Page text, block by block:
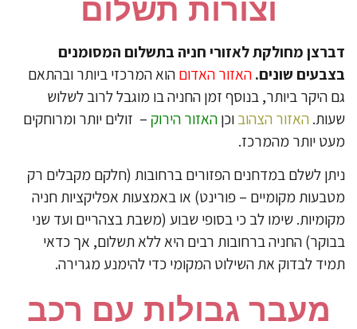
וצורות תשלום
מחולקת לאזורי חניה בתשלום המסומנים
שונים.האזור האדוםהוא המרכזי ביותר ובהתאם
היקר ביותר, בנוסף זמן החניה בו מוגבל לרוב לשלוש
האזור הצהובוכןהאזור הירוק– זולים יותר ומרוחקים
יותר מהמרכז.
לשלם במדחנים הפזורים ברחובות (חלקם מקבלים רק
מקומיים – פורינט) או באמצעות אפליקציות חניה
שימו לב כי בסופי שבוע (משבת בצהריים ועד שני
החניה ברחובות רבים היא ללא תשלום, אך כדאי
לבדוק את השילוט המקומי כדי להימנע מגרירה.
מעבר גבולות עם רכב